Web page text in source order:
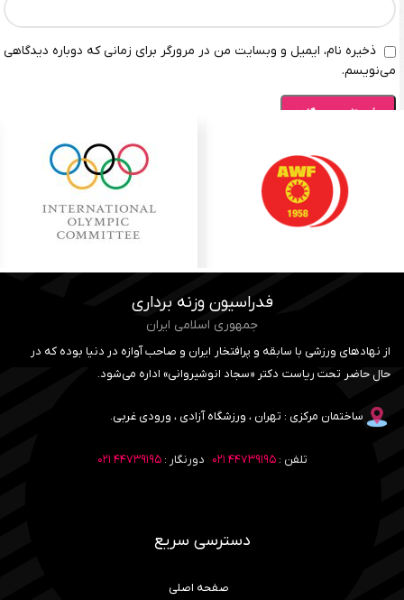
ذخیره نام، ایمیل و وبسایت من در مرورگر برای زمانی که دوباره دیدگاهی
می‌نویسم.
فدراسیون وزنه برداری
جمهوری اسلامی ایران
از نهادهای ورزشی با سابقه و پرافتخار ایران و صاحب آوازه در دنیا بوده که در
حال حاضر تحت ریاست دکتر «سجاد انوشیروانی» اداره می‌شود.
ساختمان مرکزی : تهران ، ورزشگاه آزادی ، ورودی غربی.
تلفن :۴۴۷۳۹۱۹۵ ۰۲۱ دورنگار :۴۴۷۳۹۱۹۵ ۰۲۱
دسترسی سریع
صفحه اصلی